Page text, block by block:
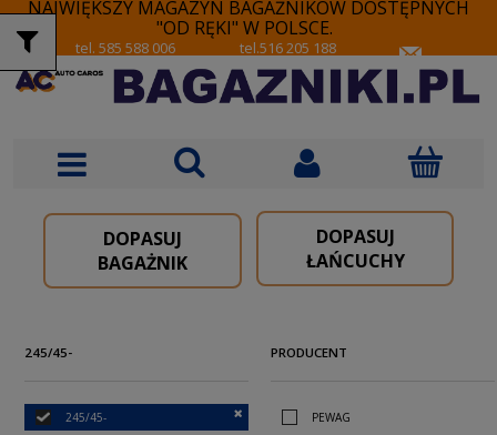
NAJWIĘKSZY MAGAZYN BAGAŻNIKÓW DOSTĘPNYCH
"OD RĘKI" W POLSCE.
tel. 585 588 006 tel.516 205 188
DOPASUJ
BAGAŻNIK
DOPASUJ
ŁAŃCUCHY
245/45-
245/45-
PRODUCENT
PEWAG